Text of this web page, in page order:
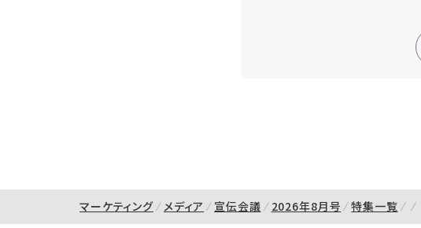
マーケティング メディア 宣伝会議 2026年8月号 特集一覧